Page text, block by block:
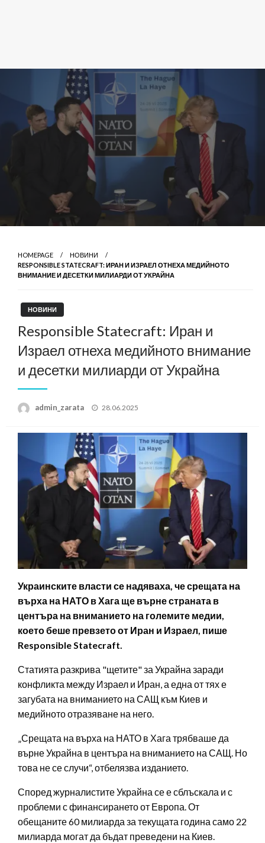
HOMEPAGE
НОВИНИ
RESPONSIBLE STATECRAFT: ИРАН И ИЗРАЕЛ ОТНЕХА МЕДИЙНОТО
ВНИМАНИЕ И ДЕСЕТКИ МИЛИАРДИ ОТ УКРАЙНА
НОВИНИ
Responsible Statecraft: Иран и
Израел отнеха медийното внимание
и десетки милиарди от Украйна
admin_zarata
Posted
28.06.2025
Украинските власти се надяваха, че срещата на
върха на НАТО в Хага ще върне страната в
центъра на вниманието на големите медии,
което беше превзето от Иран и Израел, пише
Responsible Statecraft.
Статията разкрива "щетите" за Украйна заради
конфликта между Израел и Иран, а една от тях е
загубата на вниманието на САЩ към Киев и
медийното отразяване на него.
„Срещата на върха на НАТО в Хага трябваше да
върне Украйна в центъра на вниманието на САЩ. Но
това не се случи“, отбелязва изданието.
Според журналистите Украйна се е сблъскала и с
проблеми с финансирането от Европа. От
обещаните 60 милиарда за текущата година само 22
милиарда могат да бъдат преведени на Киев.